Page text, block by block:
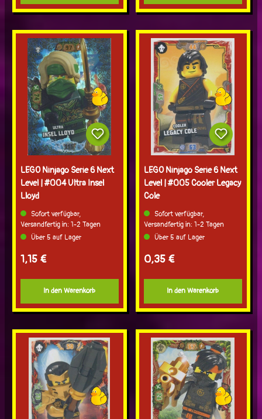
LEGO Ninjago Serie 6 Next
Level | #004 Ultra Insel
Lloyd
Sofort verfügbar,
Versandfertig in: 1-2 Tagen
Über 5 auf Lager
Regulärer Preis:
1,15 €
In den Warenkorb
LEGO Ninjago Serie 6 Next
Level | #005 Cooler Legacy
Cole
Sofort verfügbar,
Versandfertig in: 1-2 Tagen
Über 5 auf Lager
Regulärer Preis:
0,35 €
In den Warenkorb